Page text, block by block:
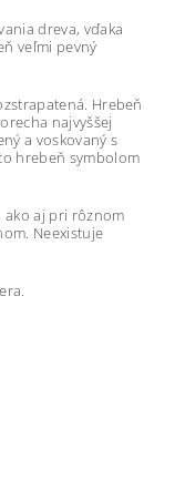
dreva, vďaka
veľmi pevný
Hrebeň
najvyššej
a voskovaný s
hrebeň symbolom
ako aj pri rôznom
Neexistuje